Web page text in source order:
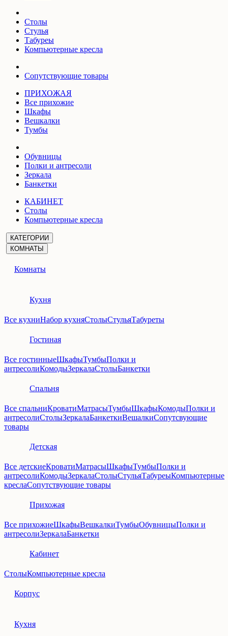
Столы
Стулья
Табуреы
Компьютерные кресла
Сопутствующие товары
ПРИХОЖАЯ
Все прихожие
Шкафы
Вешкалки
Тумбы
Обувницы
Полки и антресоли
Зеркала
Банкетки
КАБИНЕТ
Столы
Компьютерные кресла
КАТЕГОРИИ
КОМНАТЫ
Комнаты
Кухня
Все кухниНабор кухняСтолыСтульяТабуреты
Гостиная
Все гостинныеШкафыТумбыПолки и
антресолиКомодыЗеркалаСтолыБанкетки
Спальня
Все спальниКроватиМатрасыТумбыШкафыКомодыПолки и
антресолиСтолыЗеркалаБанкеткиВешалкиСопутсвующие
товары
Детская
Все детскиеКроватиМатрасыШкафыТумбыПолки и
антресолиКомодыЗеркалаСтолыСтульяТабуреыКомпьютерные
креслаСопутствующие товары
Прихожая
Все прихожиеШкафыВешкалкиТумбыОбувницыПолки и
антресолиЗеркалаБанкетки
Кабинет
СтолыКомпьютерные кресла
Корпус
Кухня